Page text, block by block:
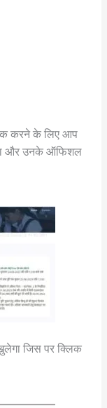
करने के लिए आप
और उनके ऑफिशल
जिस पर क्लिक